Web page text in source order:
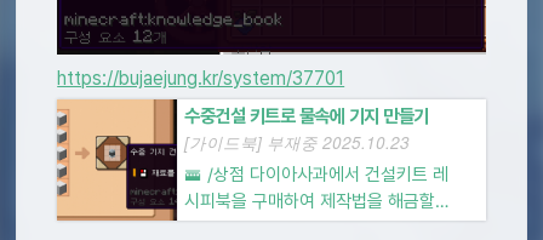
https://bujaejung.kr/system/37701
수중건설 키트로 물속에 기지 만들기
[가이드북] 부재중 2025.10.23
🚟 /상점 다이아사과에서 건설키트 레
시피북을 구매하여 제작법을 해금할
수 있습니다. 물 속에서...